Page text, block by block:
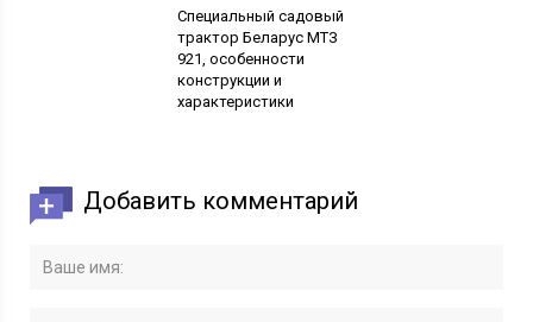
Специальный садовый
трактор Беларус МТЗ
921, особенности
конструкции и
характеристики
Добавить комментарий